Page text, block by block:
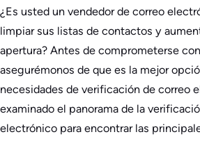
¿Es usted un vendedor de correo
limpiar sus listas de contactos y
apertura? Antes de comprometerse
asegurémonos de que es la mejor
necesidades de verificación de correo
examinado el panorama de la
electrónico para encontrar las